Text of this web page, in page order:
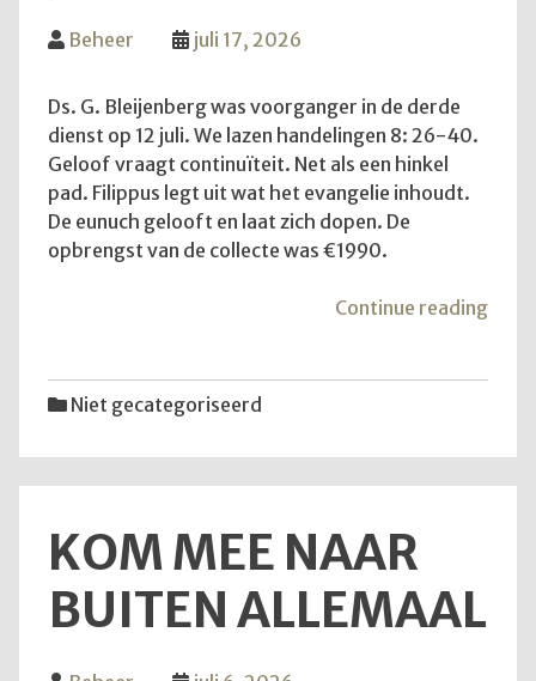
Beheer juli 17, 2026
Ds. G. Bleijenberg was voorganger in de derde
dienst op 12 juli. We lazen handelingen 8: 26-40.
Geloof vraagt continuïteit. Net als een hinkel
pad. Filippus legt uit wat het evangelie inhoudt.
De eunuch gelooft en laat zich dopen. De
opbrengst van de collecte was €1990.
Continue reading"De
Niet gecategoriseerd
KOM MEE NAAR
BUITEN ALLEMAAL